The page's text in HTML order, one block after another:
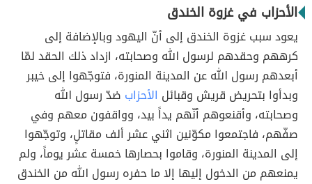
الأحزاب في غزوة الخندق
يعود سبب غزوة الخندق إلى أنّ اليهود وبالإضافة إلى
كرههم وحقدهم لرسول الله وصحابته، ازداد ذلك الحقد لمّا
أبعدهم رسول الله عن المدينة المنورة، فتوجّهوا إلى خيبر
وبدأوا بتحريض قريش وقبائل الأحزاب ضدّ رسول الله
وصحابته، وأقنعوهم أنّهم يداً بيد، وواقفون معهم وفي
صفّهم، فاجتمعوا مكوّنين اثني عشر ألف مقاتلٍ، وتوجّهوا
إلى المدينة المنورة، وقاموا بحصارها خمسة عشر يوماً، ولم
يمنعهم من الدخول إليها إلا ما حفره رسول الله من الخندق